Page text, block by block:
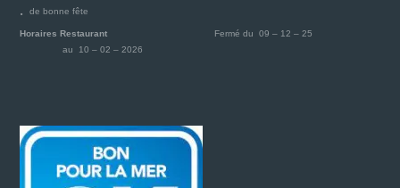
de bonne fête
Horaires Restaurant Fermé du 09 – 12 – 25
au 10 – 02 – 2026